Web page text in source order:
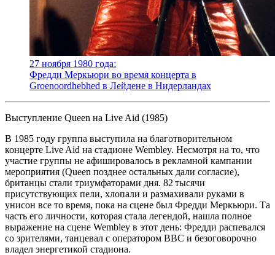
27 ноября 1980 года:
Фредди Меркьюри во время концерта в
Groenoordhebhed в Лейдене в Нидерландах
Выступление Queen на Live Aid (1985)
В 1985 году группа выступила на благотворительном
концерте Live Aid на стадионе Wembley. Несмотря на то, что
участие группы не афишировалось в рекламной кампании
мероприятия (Queen позднее остальных дали согласие),
британцы стали триумфаторами дня. 82 тысячи
присутствующих пели, хлопали и размахивали руками в
унисон все то время, пока на сцене был Фредди Меркьюри. Та
часть его личности, которая стала легендой, нашла полное
выражение на сцене Wembley в этот день: Фредди распевался
со зрителями, танцевал с оператором BBC и безоговорочно
владел энергетикой стадиона.